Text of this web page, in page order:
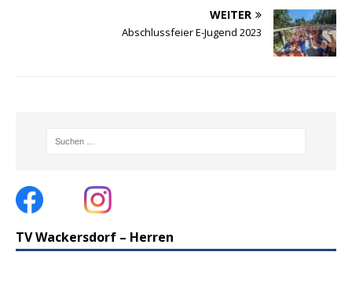
WEITER
Abschlussfeier E-Jugend 2023
TV Wackersdorf – Herren